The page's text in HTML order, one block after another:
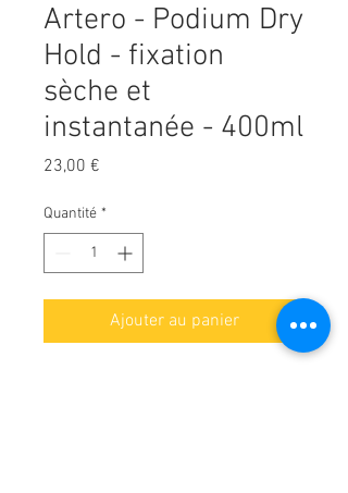
Artero - Podium Dry
Hold - fixation
sèche et
instantanée - 400ml
23,00 €
Quantité *
Ajouter au panier